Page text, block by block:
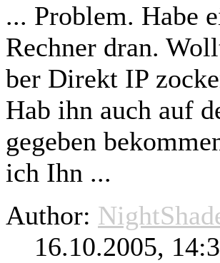
... Problem. Habe
Rechner dran.
ber Direkt IP
Hab ihn auch auf
gegeben
ich Ihn ...
Author:
16.10.2005,